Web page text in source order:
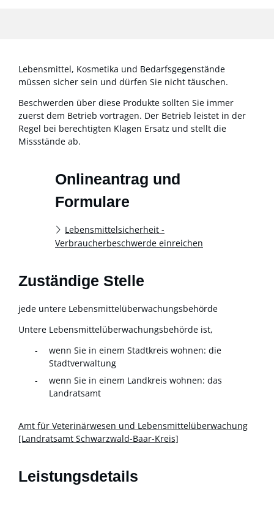
Lebensmittel, Kosmetika und Bedarfsgegenstände
müssen sicher sein und dürfen Sie nicht täuschen.
Beschwerden über diese Produkte sollten Sie immer
zuerst dem Betrieb vortragen. Der Betrieb leistet in der
Regel bei berechtigten Klagen Ersatz und stellt die
Missstände ab.
Onlineantrag und
Formulare
Lebensmittelsicherheit -
Verbraucherbeschwerde einreichen
Zuständige Stelle
jede untere Lebensmittelüberwachungsbehörde
Untere Lebensmittelüberwachungsbehörde ist,
wenn Sie in einem Stadtkreis wohnen: die
Stadtverwaltung
wenn Sie in einem Landkreis wohnen: das
Landratsamt
Amt für Veterinärwesen und Lebensmittelüberwachung
[Landratsamt Schwarzwald-Baar-Kreis]
Leistungsdetails